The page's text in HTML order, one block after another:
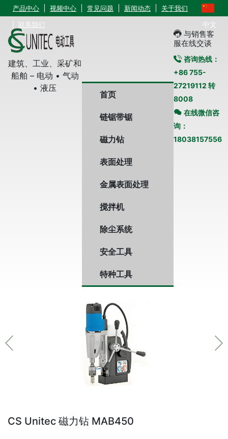
中文
产品中心 视频中心 常见问题 新闻动态
关于我们
联系我们
建筑、工业、采矿和
船舶 – 电动 • 气动
• 液压
与销售客
服在线交谈
咨询热线：
+86 755-
27219112 转
8008
在线微信咨
询：
18038157556
首页
链锯带锯
磁力钻
表面处理
金属表面处理
搅拌机
除尘系统
安全工具
特种工具
CS Unitec 磁力钻 MAB450